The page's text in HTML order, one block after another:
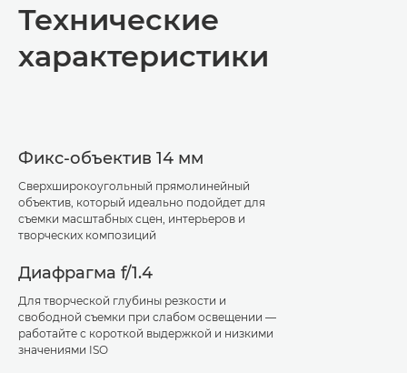
Технические
характеристики
Фикс-объектив 14 мм
Сверхширокоугольный прямолинейный
объектив, который идеально подойдет для
съемки масштабных сцен, интерьеров и
творческих композиций
Диафрагма f/1.4
Для творческой глубины резкости и
свободной съемки при слабом освещении —
работайте с короткой выдержкой и низкими
значениями ISO